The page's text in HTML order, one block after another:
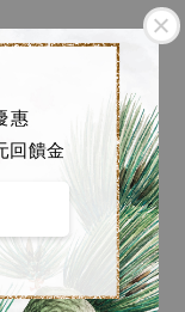
惠
回饋金